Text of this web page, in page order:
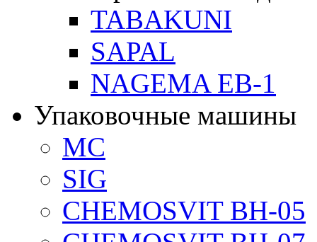
TABAKUNI
SAPAL
NAGEMA EB-1
Упаковочные машины
MC
SIG
CHEMOSVIT BH-05